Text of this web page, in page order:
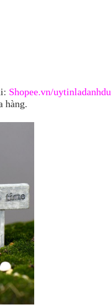
Shopee.vn/uytinladanhdu
hàng.